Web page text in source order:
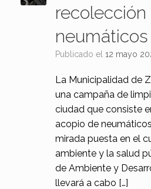
recolección
Publicado el 12 mayo
La Municipalidad de
una campaña de
ciudad que consiste
acopio de
mirada puesta en el
ambiente y la salud
de Ambiente y
llevará a cabo […]